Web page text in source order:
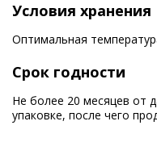
Условия хранения
Оптимальная
Срок годности
Не более 20 месяцев от
упаковке, после чего